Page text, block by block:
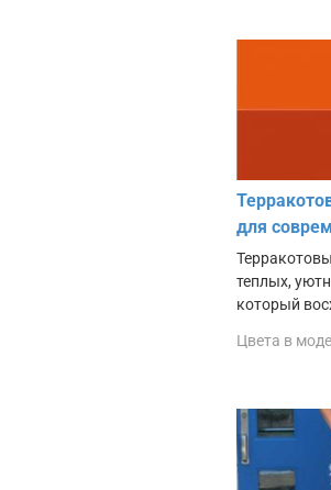
для
теплых,
который
Цвета в моде